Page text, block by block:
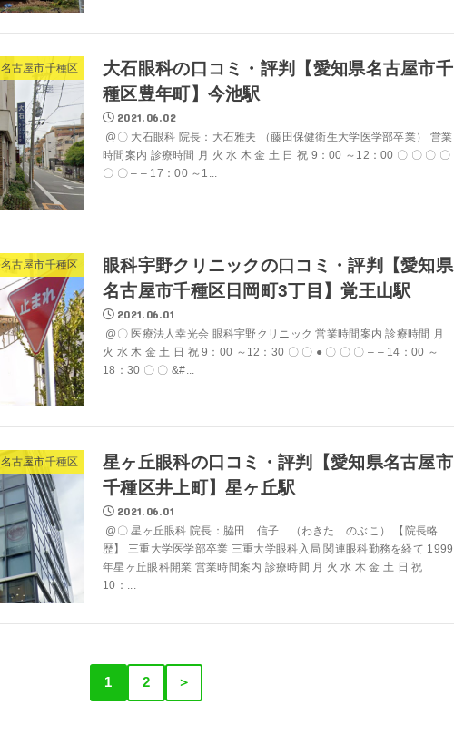
名古屋市千種区
大石眼科の口コミ・評判【愛知県名古屋市千
種区豊年町】今池駅
2021.06.02
@〇 大石眼科 院長：大石雅夫 （藤田保健衛生大学医学部卒業） 営業
時間案内 診療時間 月 火 水 木 金 土 日 祝 9：00 ～12：00 〇 〇 〇 〇
〇 〇 – – 17：00 ～1...
名古屋市千種区
眼科宇野クリニックの口コミ・評判【愛知県
名古屋市千種区日岡町3丁目】覚王山駅
2021.06.01
@〇 医療法人幸光会 眼科宇野クリニック 営業時間案内 診療時間 月
火 水 木 金 土 日 祝 9：00 ～12：30 〇 〇 ● 〇 〇 〇 – – 14：00 ～
18：30 〇 〇 &#...
名古屋市千種区
星ヶ丘眼科の口コミ・評判【愛知県名古屋市
千種区井上町】星ヶ丘駅
2021.06.01
@〇 星ヶ丘眼科 院長：脇田 信子 （わきた のぶこ） 【院長略
歴】 三重大学医学部卒業 三重大学眼科入局 関連眼科勤務を経て 1999
年星ヶ丘眼科開業 営業時間案内 診療時間 月 火 水 木 金 土 日 祝
10：...
1 2 ＞